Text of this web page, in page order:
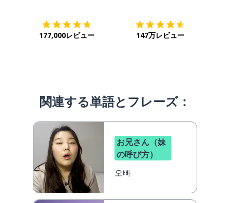
177,000レビュー 147万レビュー
関連する単語とフレーズ：
お兄さん（妹
の呼び方）
오빠